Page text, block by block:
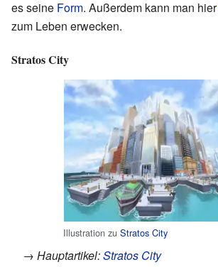
es seine Form. Außerdem kann man hier
zum Leben erwecken.
Stratos City
Illustration zu Stratos City
→ Hauptartikel:Stratos City